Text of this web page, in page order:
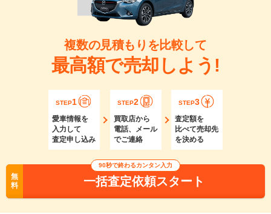
複数の見積もりを比較して
最高額で売却しよう!
STEP1
愛車情報を
入力して
査定申し込み
STEP2
買取店から
電話、メール
でご連絡
STEP3
査定額を
比べて売却先
を決める
無
料
90秒で終わるカンタン入力
一括査定依頼スタート